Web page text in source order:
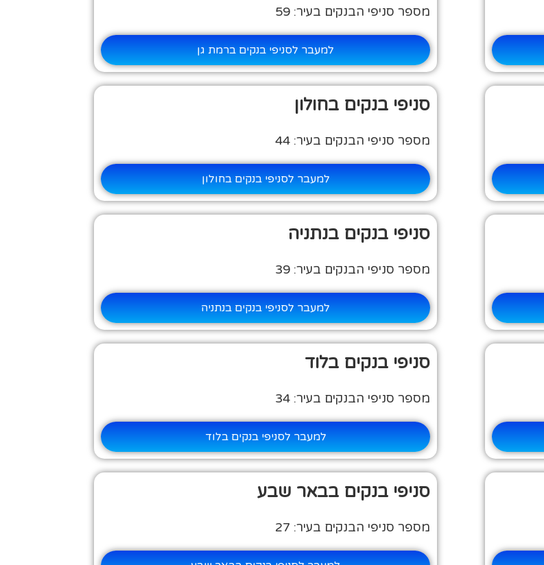
מספר סניפי הבנקים בעיר: 59
למעבר לסניפי בנקים ברמת גן
סניפי בנקים בחולון
מספר סניפי הבנקים בעיר: 44
למעבר לסניפי בנקים בחולון
סניפי בנקים בנתניה
מספר סניפי הבנקים בעיר: 39
למעבר לסניפי בנקים בנתניה
סניפי בנקים בלוד
מספר סניפי הבנקים בעיר: 34
למעבר לסניפי בנקים בלוד
סניפי בנקים בבאר שבע
מספר סניפי הבנקים בעיר: 27